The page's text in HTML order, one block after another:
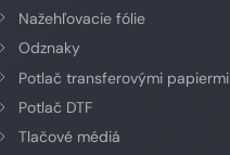
Nažehľovacie fólie
Odznaky
Potlač transferovými papiermi
Potlač DTF
Tlačové médiá